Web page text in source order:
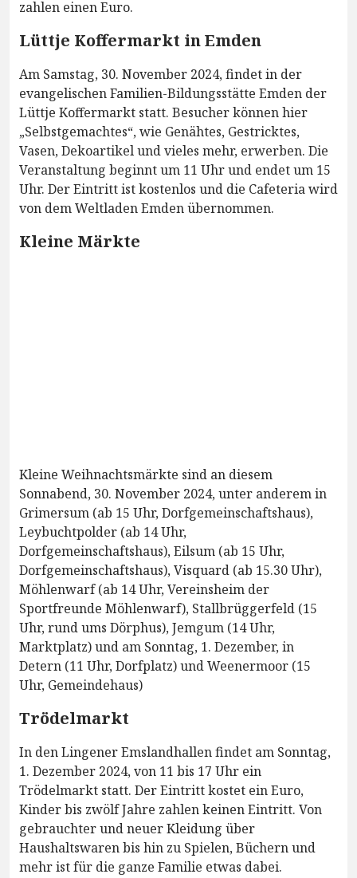
zahlen einen Euro.
Lüttje Koffermarkt in Emden
Am Samstag, 30. November 2024, findet in der
evangelischen Familien-Bildungsstätte Emden der
Lüttje Koffermarkt statt. Besucher können hier
„Selbstgemachtes“, wie Genähtes, Gestricktes,
Vasen, Dekoartikel und vieles mehr, erwerben. Die
Veranstaltung beginnt um 11 Uhr und endet um 15
Uhr. Der Eintritt ist kostenlos und die Cafeteria wird
von dem Weltladen Emden übernommen.
Kleine Märkte
Kleine Weihnachtsmärkte sind an diesem
Sonnabend, 30. November 2024, unter anderem in
Grimersum (ab 15 Uhr, Dorfgemeinschaftshaus),
Leybuchtpolder (ab 14 Uhr,
Dorfgemeinschaftshaus), Eilsum (ab 15 Uhr,
Dorfgemeinschaftshaus), Visquard (ab 15.30 Uhr),
Möhlenwarf (ab 14 Uhr, Vereinsheim der
Sportfreunde Möhlenwarf), Stallbrüggerfeld (15
Uhr, rund ums Dörphus), Jemgum (14 Uhr,
Marktplatz) und am Sonntag, 1. Dezember, in
Detern (11 Uhr, Dorfplatz) und Weenermoor (15
Uhr, Gemeindehaus)
Trödelmarkt
In den Lingener Emslandhallen findet am Sonntag,
1. Dezember 2024, von 11 bis 17 Uhr ein
Trödelmarkt statt. Der Eintritt kostet ein Euro,
Kinder bis zwölf Jahre zahlen keinen Eintritt. Von
gebrauchter und neuer Kleidung über
Haushaltswaren bis hin zu Spielen, Büchern und
mehr ist für die ganze Familie etwas dabei.